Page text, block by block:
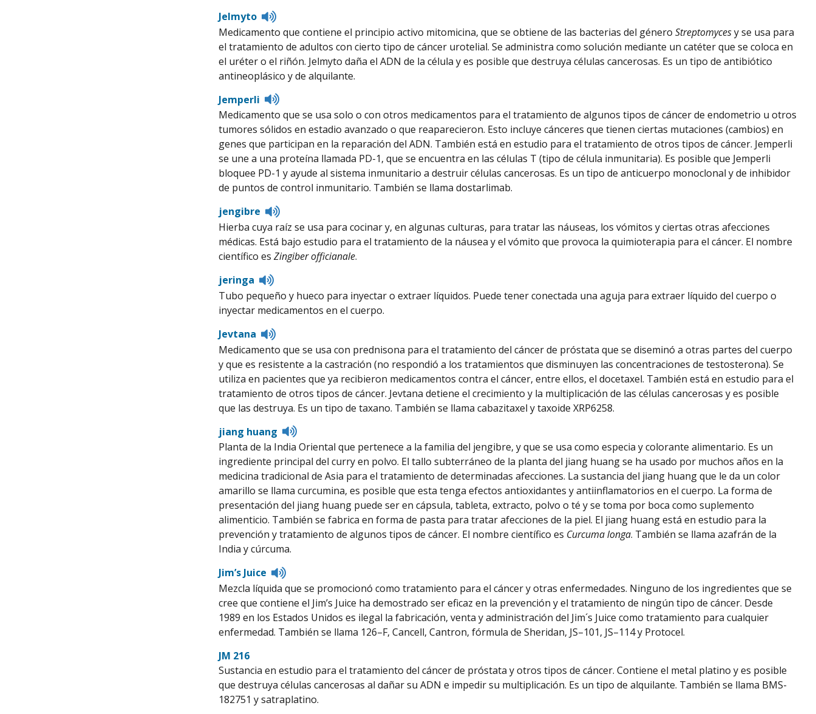
Jelmyto
Listen
pronunciation
Medicamento que contiene el principio activo mitomicina, que se obtiene de las bacterias del género Streptomycesy se usa para
el tratamiento de adultos con cierto tipo de cáncer urotelial. Se administra como solución mediante un catéter que se coloca en
el uréter o el riñón. Jelmyto daña el ADN de la célula y es posible que destruya células cancerosas. Es un tipo de antibiótico
antineoplásico y de alquilante.
Jemperli
Listen
pronunciation
Medicamento que se usa solo o con otros medicamentos para el tratamiento de algunos tipos de cáncer de endometrio u otros
tumores sólidos en estadio avanzado o que reaparecieron. Esto incluye cánceres que tienen ciertas mutaciones (cambios) en
genes que participan en la reparación del ADN. También está en estudio para el tratamiento de otros tipos de cáncer. Jemperli
se une a una proteína llamada PD-1, que se encuentra en las células T (tipo de célula inmunitaria). Es posible que Jemperli
bloquee PD-1 y ayude al sistema inmunitario a destruir células cancerosas. Es un tipo de anticuerpo monoclonal y de inhibidor
de puntos de control inmunitario. También se llama dostarlimab.
jengibre
Listen
to
pronunciation
Hierba cuya raíz se usa para cocinar y, en algunas culturas, para tratar las náuseas, los vómitos y ciertas otras afecciones
médicas. Está bajo estudio para el tratamiento de la náusea y el vómito que provoca la quimioterapia para el cáncer. El nombre
científico es Zingiber officianale.
jeringa
Listen
to
pronunciation
Tubo pequeño y hueco para inyectar o extraer líquidos. Puede tener conectada una aguja para extraer líquido del cuerpo o
inyectar medicamentos en el cuerpo.
Jevtana
Listen
pronunciation
Medicamento que se usa con prednisona para el tratamiento del cáncer de próstata que se diseminó a otras partes del cuerpo
y que es resistente a la castración (no respondió a los tratamientos que disminuyen las concentraciones de testosterona). Se
utiliza en pacientes que ya recibieron medicamentos contra el cáncer, entre ellos, el docetaxel. También está en estudio para el
tratamiento de otros tipos de cáncer. Jevtana detiene el crecimiento y la multiplicación de las células cancerosas y es posible
que las destruya. Es un tipo de taxano. También se llama cabazitaxel y taxoide XRP6258.
jiang huang
Listen
to
pronunciation
Planta de la India Oriental que pertenece a la familia del jengibre, y que se usa como especia y colorante alimentario. Es un
ingrediente principal del curry en polvo. El tallo subterráneo de la planta del jiang huang se ha usado por muchos años en la
medicina tradicional de Asia para el tratamiento de determinadas afecciones. La sustancia del jiang huang que le da un color
amarillo se llama curcumina, es posible que esta tenga efectos antioxidantes y antiinflamatorios en el cuerpo. La forma de
presentación del jiang huang puede ser en cápsula, tableta, extracto, polvo o té y se toma por boca como suplemento
alimenticio. También se fabrica en forma de pasta para tratar afecciones de la piel. El jiang huang está en estudio para la
prevención y tratamiento de algunos tipos de cáncer. El nombre científico es Curcuma longa. También se llama azafrán de la
India y cúrcuma.
Jim’s Juice
Listen
pronunciation
Mezcla líquida que se promocionó como tratamiento para el cáncer y otras enfermedades. Ninguno de los ingredientes que se
cree que contiene el Jim’s Juice ha demostrado ser eficaz en la prevención y el tratamiento de ningún tipo de cáncer. Desde
1989 en los Estados Unidos es ilegal la fabricación, venta y administración del Jim´s Juice como tratamiento para cualquier
enfermedad. También se llama 126–F, Cancell, Cantron, fórmula de Sheridan, JS–101, JS–114 y Protocel.
JM 216
Sustancia en estudio para el tratamiento del cáncer de próstata y otros tipos de cáncer. Contiene el metal platino y es posible
que destruya células cancerosas al dañar su ADN e impedir su multiplicación. Es un tipo de alquilante. También se llama BMS-
182751 y satraplatino.